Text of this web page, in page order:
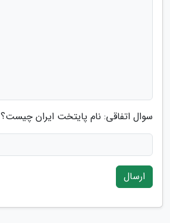
سوال اتفاقی: نام پایتخت ایران چیست؟
ارسال